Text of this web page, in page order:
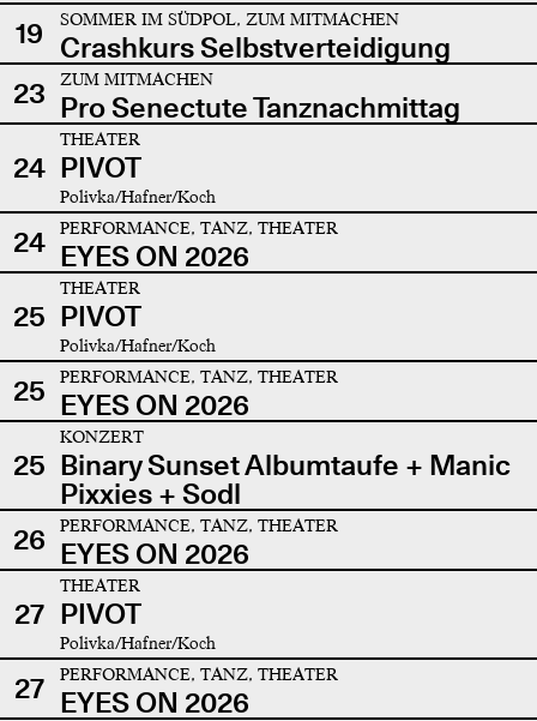
19 SOMMER IM SÜDPOL, ZUM MITMACHEN
Crashkurs Selbstverteidigung
23
ZUM MITMACHEN
Pro Senectute Tanznachmittag
24
THEATER
PIVOT
Polivka/Hafner/Koch
24 PERFORMANCE, TANZ, THEATER
EYES ON 2026
25
THEATER
PIVOT
Polivka/Hafner/Koch
25 PERFORMANCE, TANZ, THEATER
EYES ON 2026
25
KONZERT
Binary Sunset Albumtaufe + Manic
Pixxies + Sodl
26
PERFORMANCE, TANZ, THEATER
EYES ON 2026
27
THEATER
PIVOT
Polivka/Hafner/Koch
27 PERFORMANCE, TANZ, THEATER
EYES ON 2026